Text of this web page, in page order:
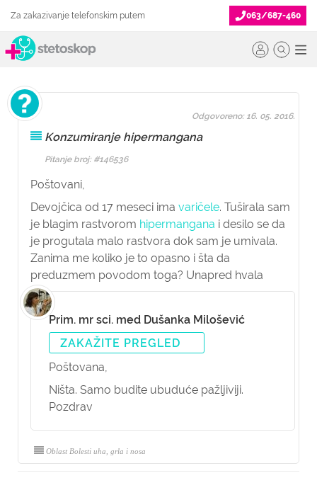
Za zakazivanje telefonskim putem 063/687-460
Konzumiranje hipermangana
Pitanje broj: #146536
Poštovani,
Devojčica od 17 meseci ima varičele. Tuširala sam
je blagim rastvorom hipermangana i desilo se da
je progutala malo rastvora dok sam je umivala.
Zanima me koliko je to opasno i šta da
preduzmem povodom toga? Unapred hvala
Odgovoreno: 16. 05. 2016.
Prim. mr sci. med Dušanka Milošević
ZAKAŽITE PREGLED
Poštovana,
Ništa. Samo budite ubuduće pažljiviji.
Pozdrav
Oblast Bolesti uha, grla i nosa